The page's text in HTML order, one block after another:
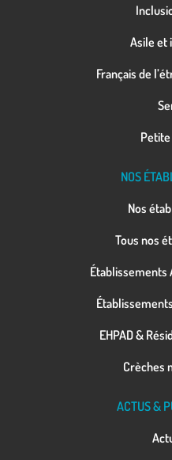
Asile et
Français de
NOS
Nos
Tous nos
Établissements
EHPAD &
Crèches
ACTUS &